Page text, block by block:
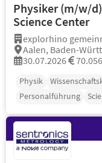
Physiker (m/w/
Science Center
explorhino
Aalen, Baden-
30.07.2026
Physik
Personalführung